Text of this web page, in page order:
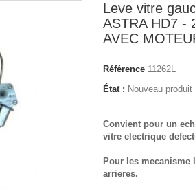
Leve vitre
ASTRA HD7 -
AVEC
Référence 11262L
État : Nouveau produit
Convient pour un
vitre electrique
Pour les mecanisme
arrieres.